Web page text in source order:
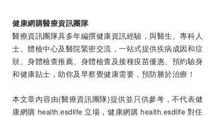
健康網購醫療資訊團隊
醫療資訊團隊具多年編撰健康資訊經驗，與醫生、專科人
士、體檢中心及醫院緊密交流，一站式提供疾病成因和症
狀、身體檢查推薦、身體檢查及接種疫苗優惠、預約驗身
和健康貼士，助你及早察覺健康需要，預防勝於治療！
本文章內容由(醫療資訊團隊)提供並只供參考，不代表健
康網購 health.esdlife 立場，健康網購 health.esdlife 對任